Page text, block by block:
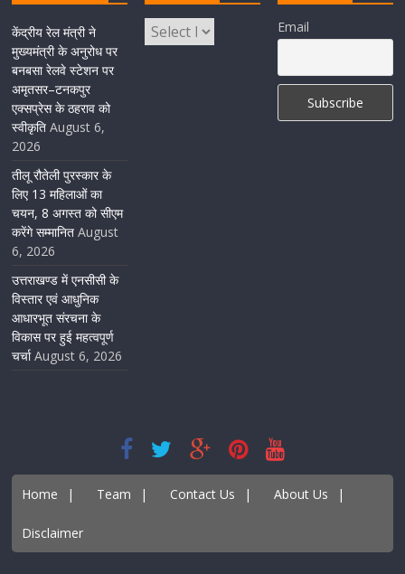
विकास योजनाओं का लोकार्पण-शिलान्यास
केंद्रीय रेल मंत्री ने
मुख्यमंत्री के अनुरोध पर
बनबसा रेलवे स्टेशन पर
अमृतसर–टनकपुर
एक्सप्रेस के ठहराव को
स्वीकृति August 6,
2026
तीलू रौतेली पुरस्कार के
लिए 13 महिलाओं का
चयन, 8 अगस्त को सीएम
करेंगे सम्मानित August
6, 2026
उत्तराखण्ड में एनसीसी के
विस्तार एवं आधुनिक
आधारभूत संरचना के
विकास पर हुई महत्वपूर्ण
चर्चा August 6, 2026
Email
Home | Team | Contact Us | About Us |
Disclaimer